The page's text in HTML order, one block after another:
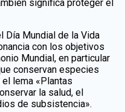
significa proteger el
Día Mundial de la Vida
con los objetivos
Mundial, en particular
conservan especies
lema «Plantas
la salud, el
de subsistencia».